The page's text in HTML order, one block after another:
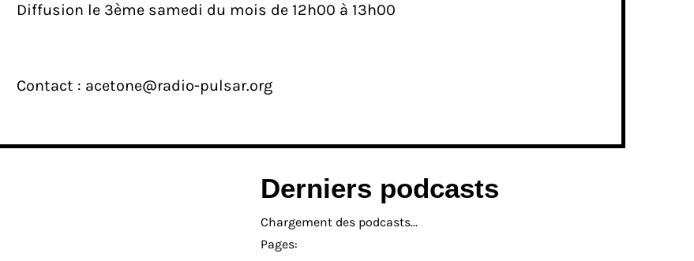
Diffusion le 3ème samedi du mois de 12h00 à 13h00
Contact : acetone@radio-pulsar.org
Derniers podcasts
Chargement des podcasts...
Pages: